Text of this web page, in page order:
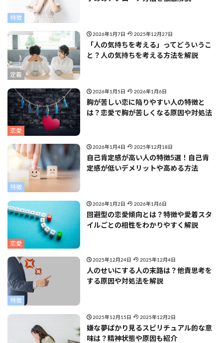
特徴
定義
2026年1月7日 2025年12月27日
「人の気持ちを考える」ってどういうこ
と？人の気持ちを考える方法を解説
恋愛
2026年1月5日 2026年1月6日
胸が苦しい恋に陥りやすい人の特徴と
は？恋愛で胸が苦しくなる原因や対処法
特徴
2026年1月4日 2025年12月18日
自己肯定感が高い人の特徴5選！自己肯
定感が低いデメリットや高める方法
恋愛
2026年1月2日 2026年1月6日
回避型の恋愛傾向とは？特徴や愛着スタ
イルごとの相性をわかりやすく解説
特徴
2025年12月24日 2025年12月4日
人のせいにする人の末路は？他責思考を
する原因や対処法を解説
2025年12月15日 2025年12月2日
嫌な夢ばかり見るスピリチュアル的な意
味は？精神状態や原因も紹介